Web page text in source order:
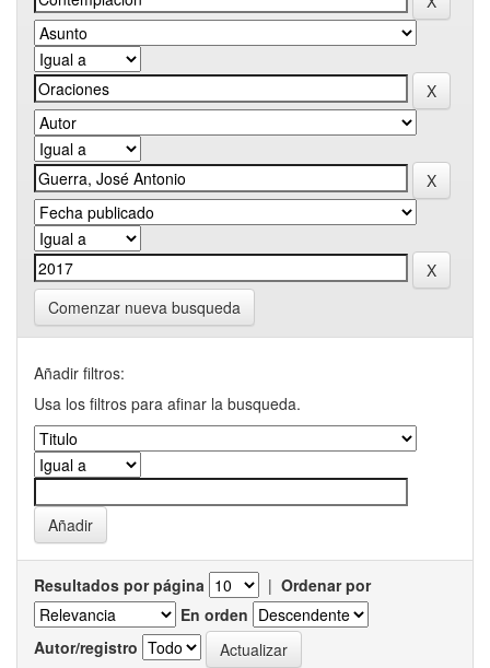
Comenzar nueva busqueda
Añadir filtros:
Usa los filtros para afinar la busqueda.
Resultados por página | Ordenar por
En orden
Autor/registro